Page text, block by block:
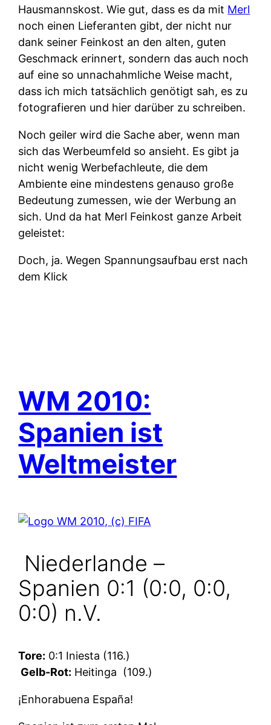
Hausmannskost. Wie gut, dass es da mit Merl
noch einen Lieferanten gibt, der nicht nur
dank seiner Feinkost an den alten, guten
Geschmack erinnert, sondern das auch noch
auf eine so unnachahmliche Weise macht,
dass ich mich tatsächlich genötigt sah, es zu
fotografieren und hier darüber zu schreiben.
Noch geiler wird die Sache aber, wenn man
sich das Werbeumfeld so ansieht. Es gibt ja
nicht wenig Werbefachleute, die dem
Ambiente eine mindestens genauso große
Bedeutung zumessen, wie der Werbung an
sich. Und da hat Merl Feinkost ganze Arbeit
geleistet:
Doch, ja. Wegen Spannungsaufbau erst nach
dem Klick
WM 2010:
Spanien ist
Weltmeister
Niederlande –
Spanien 0:1 (0:0, 0:0,
0:0) n.V.
Tore: 0:1 Iniesta (116.)
Gelb-Rot: Heitinga (109.)
¡Enhorabuena España!